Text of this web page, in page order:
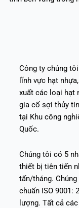
Công ty chúng
lĩnh vực hạt
xuất các loại hạt
gia cố sợi thủy
tại Khu công
Quốc.
Chúng tôi có 5
thiết bị tiên tiến
tấn/tháng.
chuẩn ISO 9001:
lượng. Tất cả